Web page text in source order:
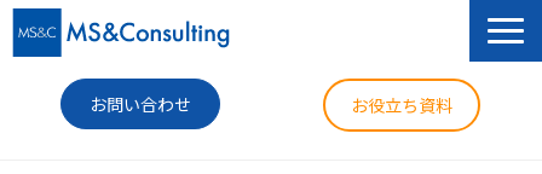
お問い合わせ お役立ち資料